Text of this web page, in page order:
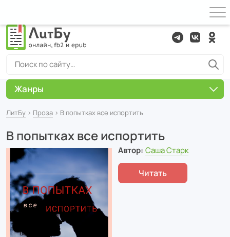
ЛитБу › Проза › В попытках все испортить
В попытках все испортить
Автор: Саша Старк
Читать
Жанры